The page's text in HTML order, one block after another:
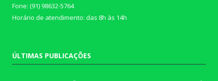
Fone: (91) 98632-5764
Horário de atendimento: das 8h às 14h
ÚLTIMAS PUBLICAÇÕES